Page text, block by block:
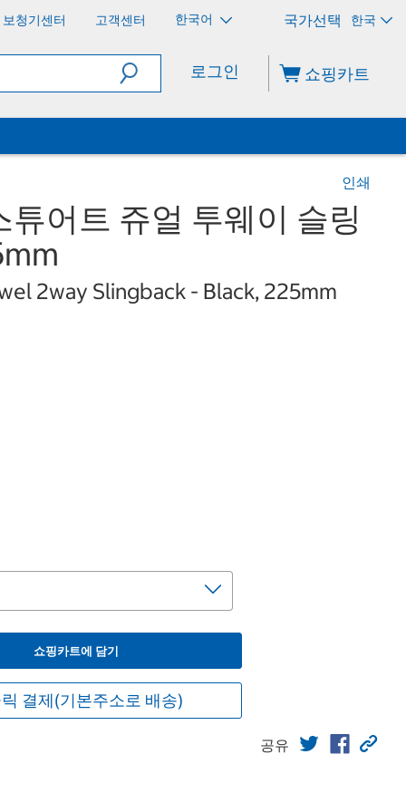
보청기센터 고객센터 한국어 한국
로그인 쇼핑카트
인쇄
어트 쥬얼 투웨이 슬링
2way Slingback - Black, 225mm
쇼핑카트에 담기
결제(기본주소로 배송)
공유